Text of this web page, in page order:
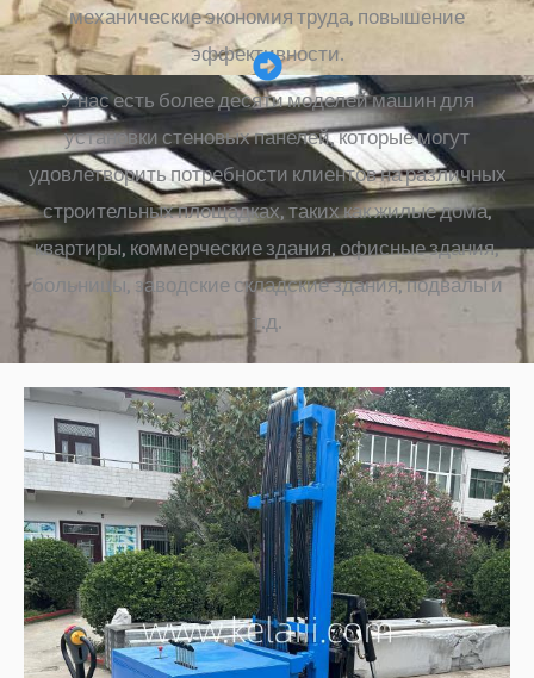
механические экономия труда, повышение
эффективности.
У нас есть более десяти моделей машин для
установки стеновых панелей, которые могут
удовлетворить потребности клиентов на различных
строительных площадках, таких как жилые дома,
квартиры, коммерческие здания, офисные здания,
больницы, заводские складские здания, подвалы и
т.д.